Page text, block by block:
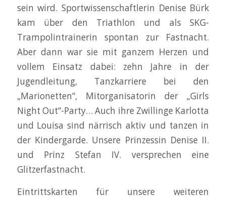
sein wird. Sportwissenschaftlerin Denise Bürk
kam über den Triathlon und als SKG-
Trampolintrainerin spontan zur Fastnacht.
Aber dann war sie mit ganzem Herzen und
vollem Einsatz dabei: zehn Jahre in der
Jugendleitung, Tanzkarriere bei den
„Marionetten“, Mitorganisatorin der „Girls
Night Out“-Party… Auch ihre Zwillinge Karlotta
und Louisa sind närrisch aktiv und tanzen in
der Kindergarde. Unsere Prinzessin Denise II.
und Prinz Stefan IV. versprechen eine
Glitzerfastnacht.
Eintrittskarten für unsere weiteren